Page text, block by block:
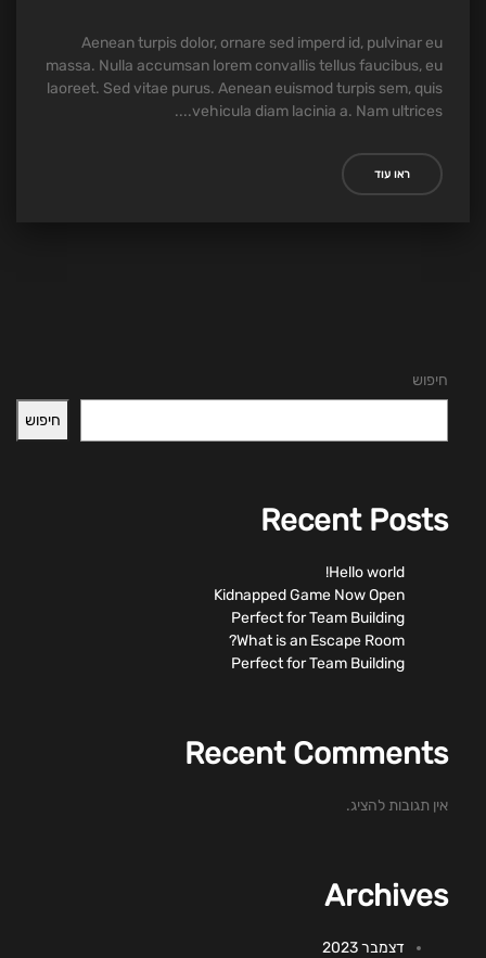
Aenean turpis dolor, ornare sed imperd id, pulvinar eu
massa. Nulla accumsan lorem convallis tellus faucibus, eu
laoreet. Sed vitae purus. Aenean euismod turpis sem, quis
vehicula diam lacinia a. Nam ultrices....
ראו עוד
חיפוש
חיפוש
Recent Posts
Hello world!
Kidnapped Game Now Open
Perfect for Team Building
What is an Escape Room?
Perfect for Team Building
Recent Comments
אין תגובות להציג.
Archives
דצמבר 2023